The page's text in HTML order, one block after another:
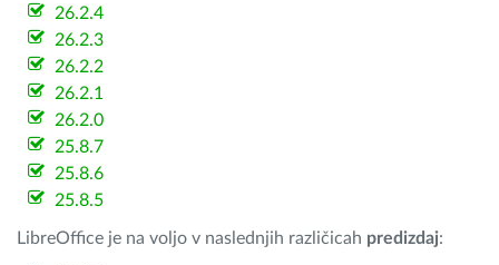
26.2.4
26.2.3
26.2.2
26.2.1
26.2.0
25.8.7
25.8.6
25.8.5
LibreOffice je na voljo v naslednjih različicah predizdaj: